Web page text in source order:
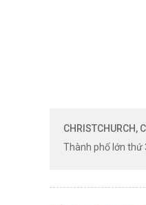
CHRISTCHURCH,
Thành phố lớn thứ